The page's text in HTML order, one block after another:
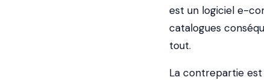
est un logiciel e-
catalogues
tout.
La contrepartie est